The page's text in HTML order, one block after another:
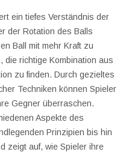
ein tiefes Verständnis der
der Rotation des Balls
Ball mit mehr Kraft zu
die richtige Kombination aus
zu finden. Durch gezieltes
Techniken können Spieler
Gegner überraschen.
Aspekte des
Prinzipien bis hin
zeigt auf, wie Spieler ihre